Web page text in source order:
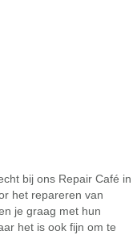
bij ons Repair Café in
het repareren van
je graag met hun
het is ook fijn om te